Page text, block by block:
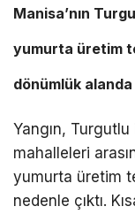
Manisa’nın
yumurta üretim
dönümlük
Yangın,
mahalleleri
yumurta üretim
nedenle çıktı.